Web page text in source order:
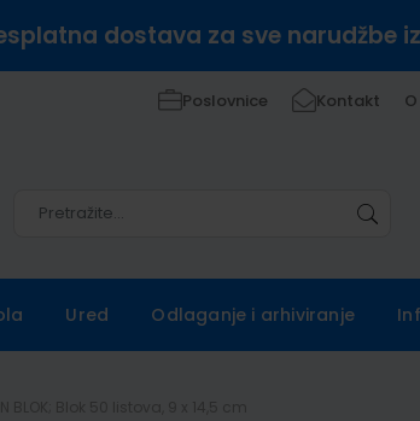
dostava za sve narudžbe
Poslovnice Kontakt
Ured Odlaganje i arhiviranje